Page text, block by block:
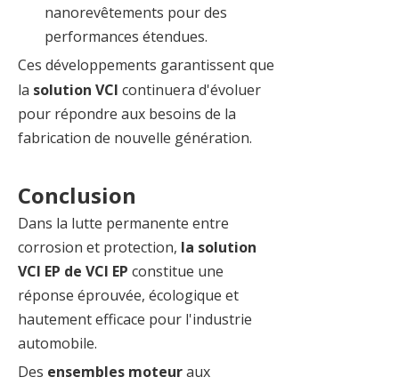
nanorevêtements pour des
performances étendues.
Ces développements garantissent que
la solution VCI continuera d'évoluer
pour répondre aux besoins de la
fabrication de nouvelle génération.
Conclusion
Dans la lutte permanente entre
corrosion et protection, la solution
VCI EP de VCI EP constitue une
réponse éprouvée, écologique et
hautement efficace pour l'industrie
automobile.
Des ensembles moteuraux